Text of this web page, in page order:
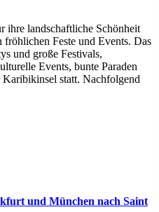
landschaftliche Schönheit
Feste und Events. Das
und große Festivals,
Events, bunte Paraden
statt. Nachfolgend
und München nach Saint